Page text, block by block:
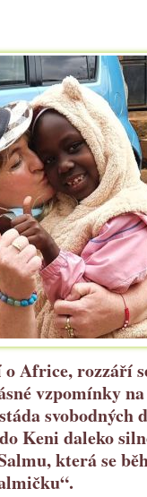
Africe, rozzáří
vzpomínky
Keni daleko
která se